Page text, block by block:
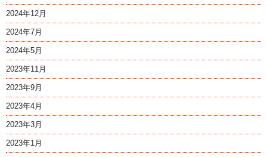
2024年12月
2024年7月
2024年5月
2023年11月
2023年9月
2023年4月
2023年3月
2023年1月